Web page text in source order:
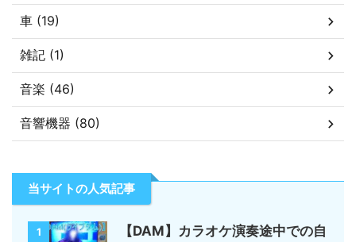
車 (19)
雑記 (1)
音楽 (46)
音響機器 (80)
当サイトの人気記事
1
【DAM】カラオケ演奏途中での自